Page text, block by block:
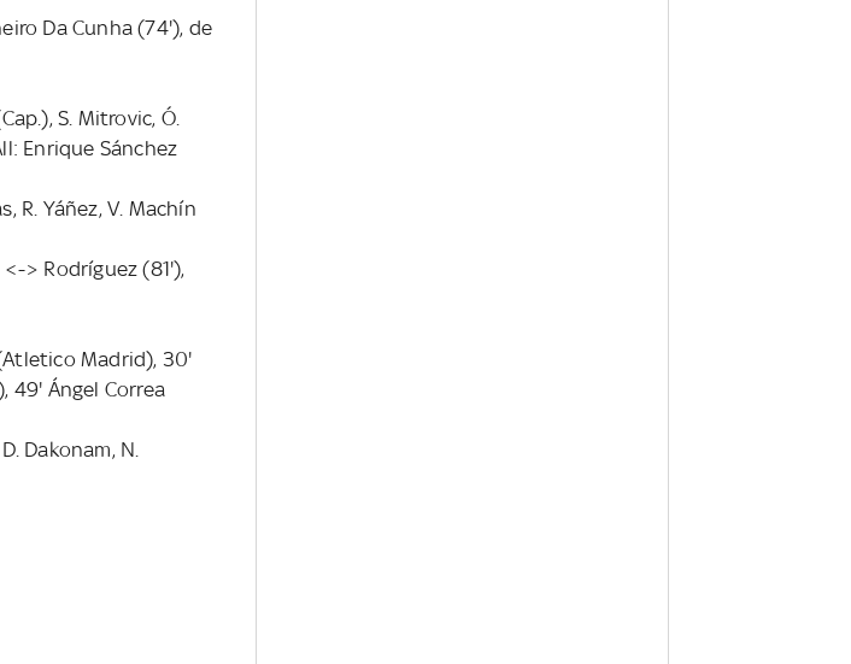
Da Cunha (74'), de
S. Mitrovic, Ó.
Enrique Sánchez
R. Yáñez, V. Machín
> Rodríguez (81'),
Madrid), 30'
49' Ángel Correa
Dakonam, N.